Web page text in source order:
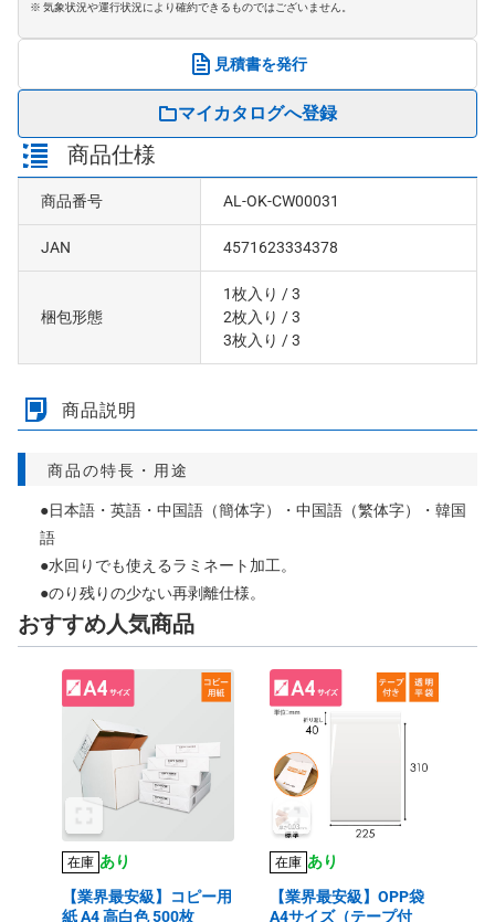
※ 気象状況や運行状況により確約できるものではございません。
見積書を発行
マイカタログへ登録
商品仕様
商品番号 AL-OK-CW00031
JAN 4571623334378
梱包形態
1枚入り / 3
2枚入り / 3
3枚入り / 3
商品説明
商品の特長・用途
●日本語・英語・中国語（簡体字）・中国語（繁体字）・韓国
語
●水回りでも使えるラミネート加工。
●のり残りの少ない再剥離仕様。
おすすめ人気商品
在庫 あり
【業界最安級】コピー用
紙 A4 高白色 500枚
在庫 あり
【業界最安級】OPP袋
A4サイズ（テープ付